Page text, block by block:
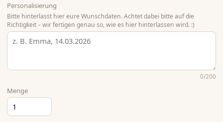
Personalisierung
Bitte hinterlasst hier eure Wunschdaten. Achtet dabei bitte auf die
Richtigkeit – wir fertigen genau so, wie es hier hinterlassen wird. :)
0/200
Menge